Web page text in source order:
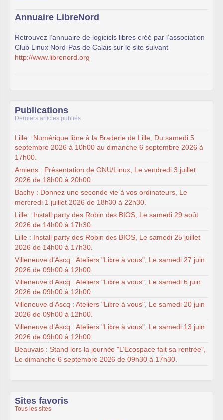
Annuaire LibreNord
Retrouvez l’annuaire de logiciels libres créé par l’association
Club Linux Nord-Pas de Calais sur le site suivant
http://www.librenord.org
Publications
Derniers articles publiés
Lille : Numérique libre à la Braderie de Lille, Du samedi 5
septembre 2026 à 10h00 au dimanche 6 septembre 2026 à
17h00.
Amiens : Présentation de GNU/Linux, Le vendredi 3 juillet
2026 de 18h00 à 20h00.
Bachy : Donnez une seconde vie à vos ordinateurs, Le
mercredi 1 juillet 2026 de 18h30 à 22h30.
Lille : Install party des Robin des BIOS, Le samedi 29 août
2026 de 14h00 à 17h30.
Lille : Install party des Robin des BIOS, Le samedi 25 juillet
2026 de 14h00 à 17h30.
Villeneuve d’Ascq : Ateliers "Libre à vous", Le samedi 27 juin
2026 de 09h00 à 12h00.
Villeneuve d’Ascq : Ateliers "Libre à vous", Le samedi 6 juin
2026 de 09h00 à 12h00.
Villeneuve d’Ascq : Ateliers "Libre à vous", Le samedi 20 juin
2026 de 09h00 à 12h00.
Villeneuve d’Ascq : Ateliers "Libre à vous", Le samedi 13 juin
2026 de 09h00 à 12h00.
Beauvais : Stand lors la journée "L’Ecospace fait sa rentrée",
Le dimanche 6 septembre 2026 de 09h30 à 17h30.
Sites favoris
Tous les sites